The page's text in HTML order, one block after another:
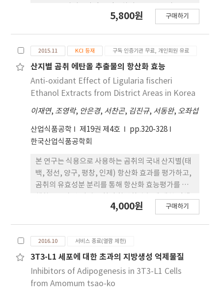
년 4월까지 발표된 국내 학술 논문 및 학위논문 30편
분석하였으며, 혼합방법평 가도구(MMAT)를 통해
방법론적 타당성을 검토하였다. 분석 결과, 2023년에
가 장 많은 연구가 수행되었고, 기술 개발 중심의 연구
가 66.7%로 가장 많았으며, 효과성 분석(23.3%)과
스포 츠와 헬스, 운동 분야, 교육, 조직 분야 등 다양한
분야에 적용되었으며. 기술유 형도 머신러닝 및 딥러
닝, 웨어러블, VR/AR 기반 피드백 시스템 등 다양하
연구와 정성적 연구도 수행되었 다. 연구 대상은 일반
성인을 포함해 고령자, 당뇨 환자 등 특수 집단, 운동
선수, 학생 등 다양한 대상이 포함되었다. 본 연구는
국내 AI 관련 코칭 연구의 경향 을 정리하고, 기술 활
용 특성과 방법론적 흐름을 정리했다는 점에서 학문
한다.
5,800원 구매하기
2015.11 KCI 등재 구독 인증기관 무료, 개인회원 유료
산지별 곰취 에탄올 추출물의 항산화 효능
Anti-oxidant Effect of Ligularia fischeri
Ethanol Extracts from District Areas in Korea
이재연, 조영락, 안은경, 서찬곤, 김진규, 서동완, 오좌섭
산업식품공학 제19권 제4호
pp.320-328
한국산업식품공학회
본 연구는 식용으로 사용하는 곰취의 국내 산지별(태
백, 정선, 양구, 평창, 인제) 항산화 효과를 평가하고,
곰취의 유효성분 분리를 통해 항산화 효능평가를 수
및 소재 개발 가능 성을 검토하고자 하였다. 그 결과,
각 71.77%, 98.95%로 높은 항 산화 활성이 관찰되었
다. 또한, ORAC activity assay kit를 이용한 항산화
활성 측정 결과에서도 인제산 곰취 50% EtOH 추출
물의 농도에 따라 높은 항산화 활성이 관찰되었 고,
4,000원 구매하기
2016.10 서비스 종료(열람 제한)
3T3-L1 세포에 대한 초과의 지방생성 억제물질
Inhibitors of Adipogenesis in 3T3-L1 Cells
from Amomum tsao-ko